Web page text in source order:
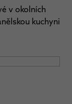
v okolních
kuchyni